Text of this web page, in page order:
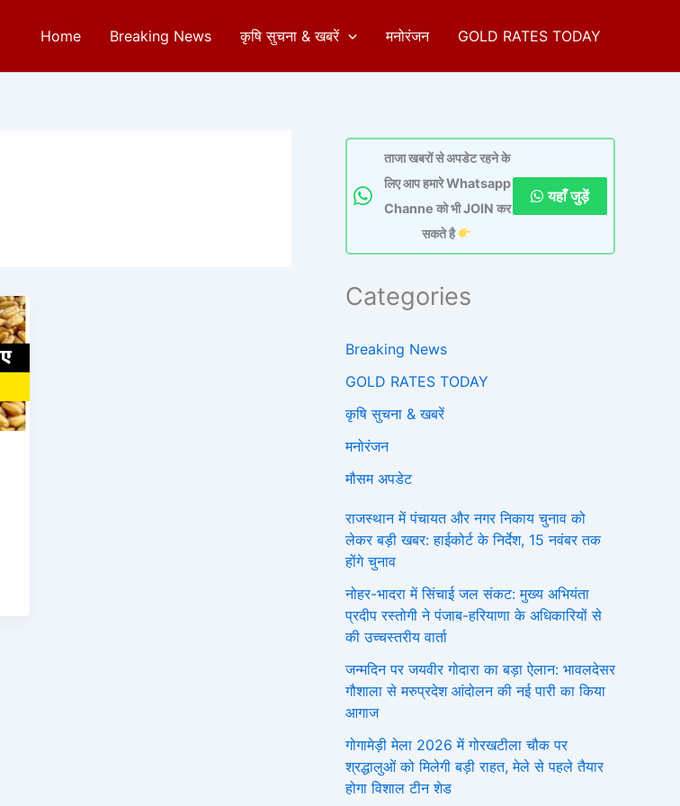
Home Breaking News कृषि सुचना & खबरें मनोरंजन GOLD RATES TODAY
ताजा खबरों से अपडेट रहने के
लिए आप हमारे Whatsapp
Channe को भी JOIN कर
सकते है
यहाँ जुड़ें
Categories
Breaking News
GOLD RATES TODAY
कृषि सुचना & खबरें
मनोरंजन
मौसम अपडेट
राजस्थान में पंचायत और नगर निकाय चुनाव को
लेकर बड़ी खबर: हाईकोर्ट के निर्देश, 15 नवंबर तक
होंगे चुनाव
नोहर-भादरा में सिंचाई जल संकट: मुख्य अभियंता
प्रदीप रस्तोगी ने पंजाब-हरियाणा के अधिकारियों से
की उच्चस्तरीय वार्ता
जन्मदिन पर जयवीर गोदारा का बड़ा ऐलान: भावलदेसर
गौशाला से मरुप्रदेश आंदोलन की नई पारी का किया
आगाज
गोगामेड़ी मेला 2026 में गोरखटीला चौक पर
श्रद्धालुओं को मिलेगी बड़ी राहत, मेले से पहले तैयार
होगा विशाल टीन शेड